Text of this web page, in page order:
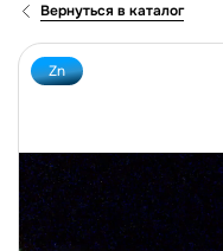
Вернуться в каталог
Zn